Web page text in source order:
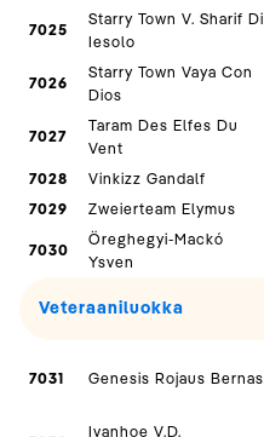
7025
Starry Town V. Sharif Di
Iesolo
7026
Starry Town Vaya Con
Dios
7027
Taram Des Elfes Du
Vent
7028 Vinkizz Gandalf
7029
Zweierteam Elymus
7030
Öreghegyi-Mackó
Ysven
Veteraaniluokka
7031 Genesis Rojaus Bernas
Ivanhoe V.D.